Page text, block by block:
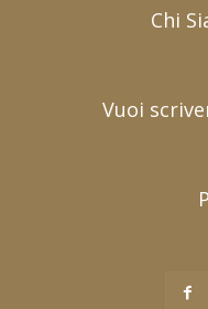
Chi
Vuoi